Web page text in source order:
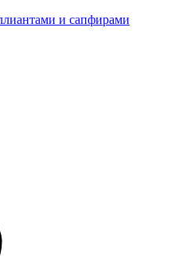
и сапфирами